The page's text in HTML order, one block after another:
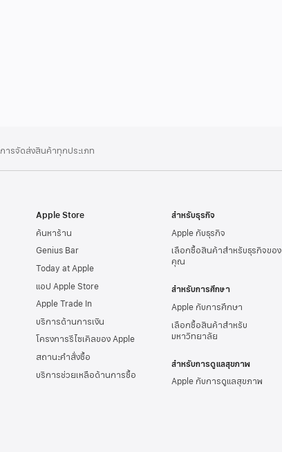
ารจัดส่งสินค้าทุกประเภท
Apple Store
ค้นหาร้าน
Genius Bar
Today at Apple
แอป Apple Store
Apple Trade In
บริการด้านการเงิน
โครงการรีไซเคิลของ Apple
สถานะคำสั่งซื้อ
บริการช่วยเหลือด้านการซื้อ
สำหรับธุรกิจ
Apple กับธุรกิจ
เลือกซื้อสินค้าสำหรับธุรกิจของ
คุณ
สำหรับการศึกษา
Apple กับการศึกษา
เลือกซื้อสินค้าสำหรับ
มหาวิทยาลัย
สำหรับการดูแลสุขภาพ
Apple กับการดูแลสุขภาพ